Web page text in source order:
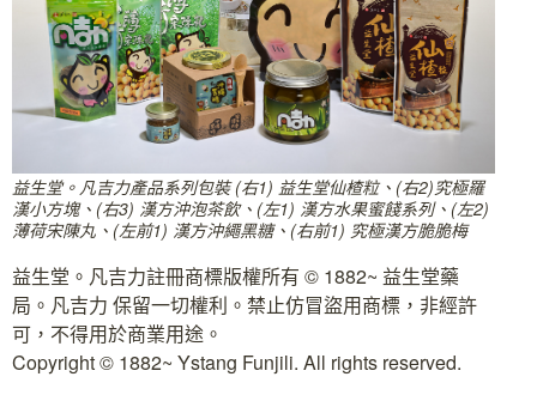
益生堂。凡吉力產品系列包裝 (右1) 益生堂仙楂粒、(右2)究極羅
漢小方塊、(右3) 漢方沖泡茶飲、(左1) 漢方水果蜜餞系列、(左2)
薄荷宋陳丸、(左前1) 漢方沖繩黑糖、(右前1) 究極漢方脆脆梅
益生堂。凡吉力註冊商標版權所有 © 1882~ 益生堂藥
局。凡吉力 保留一切權利。禁止仿冒盜用商標，非經許
可，不得用於商業用途。
Copyright © 1882~ Ystang Funjili. All rights reserved.